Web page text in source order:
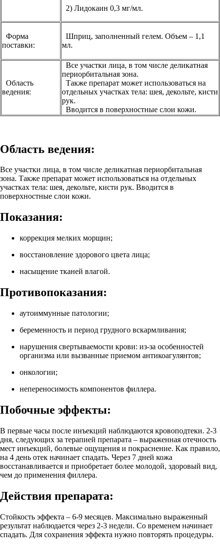
2) Лидокаин 0,3 мг/мл.
Форма
поставки:
Шприц, заполненный гелем. Объем – 1,1
мл.
Область
ведения:
Все участки лица, в том числе деликатная
периорбитальная зона.
Также препарат может использоваться на
отдельных участках тела: шея, декольте, кисти
рук.
Вводится в поверхностные слои кожи.
Область ведения:
Все участки лица, в том числе деликатная периорбитальная
зона. Также препарат может использоваться на отдельных
участках тела: шея, декольте, кисти рук. Вводится в
поверхностные слои кожи.
Показания:
коррекция мелких морщин;
восстановление здорового цвета лица;
насыщение тканей влагой.
Противопоказания:
аутоиммунные патологии;
беременность и период грудного вскармливания;
нарушения свертываемости крови: из-за особенностей
организма или вызванные приемом антикоагулянтов;
онкологии;
непереносимость компонентов филлера.
Побочные эффекты:
В первые часы после инъекций наблюдаются кровоподтеки. 2-3
дня, следующих за терапией препарата – выраженная отечность
мест инъекций, болевые ощущения и покраснение. Как правило,
на 4 день отек начинает спадать. Через 7 дней кожа
восстанавливается и приобретает более молодой, здоровый вид,
чем до применения филлера.
Действия препарата:
Стойкость эффекта – 6-9 месяцев. Максимально выраженный
результат наблюдается через 2-3 недели. Со временем начинает
спадать. Для сохранения эффекта нужно повторять процедуры.